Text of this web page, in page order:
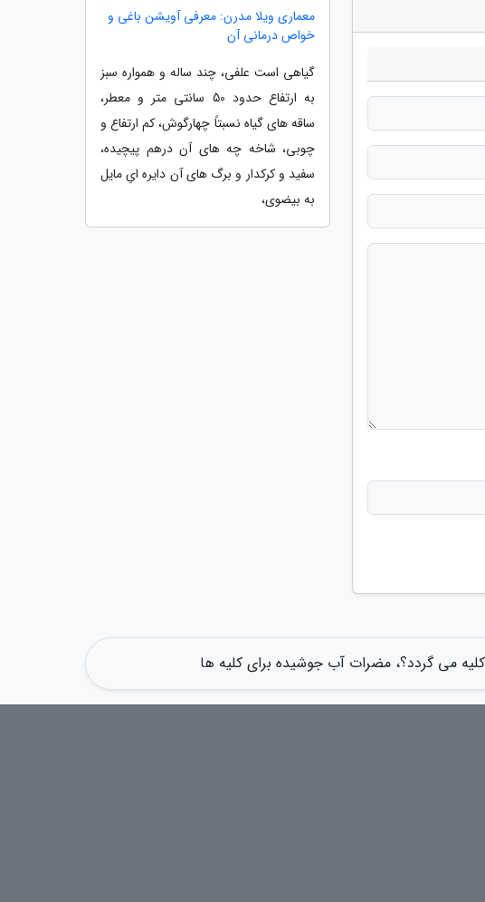
معماری ویلا مدرن: معرفی آویشن باغی و
خواص درمانی آن
گیاهی است علفی، چند ساله و همواره سبز
به ارتفاع حدود 50 سانتی متر و معطر،
ساقه های گیاه نسبتاً چهارگوش، کم ارتفاع و
چوبی، شاخه چه های آن درهم پیچیده،
سفید و کرکدار و برگ های آن دایره ایِ مایل
به بیضوی،
می گردد؟، مضرات آب جوشیده برای کلیه ها